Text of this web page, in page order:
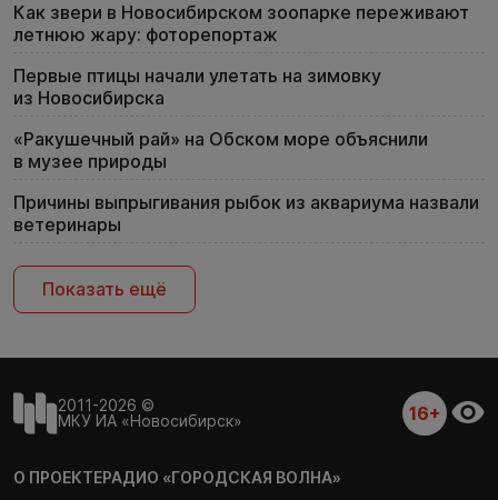
Как звери в Новосибирском зоопарке переживают
летнюю жару: фоторепортаж
Первые птицы начали улетать на зимовку
из Новосибирска
«Ракушечный рай» на Обском море объяснили
в музее природы
Причины выпрыгивания рыбок из аквариума назвали
ветеринары
Показать ещё
2011-2026 ©
МКУ ИА «Новосибирск»
16+
О ПРОЕКТЕРАДИО «ГОРОДСКАЯ ВОЛНА»